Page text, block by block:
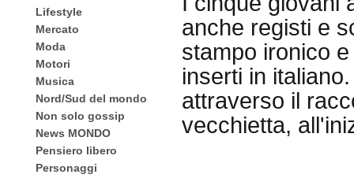
Lifestyle
Mercato
Moda
Motori
Musica
Nord/Sud del mondo
Non solo gossip
News MONDO
Pensiero libero
Personaggi
anche registi e
stampo ironico
inserti in
attraverso il
vecchietta,